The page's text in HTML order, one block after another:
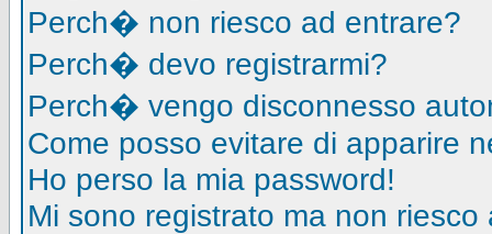
Perch� non riesco ad entrare?
Perch� devo registrarmi?
Perch� vengo disconnesso
Come posso evitare di apparire
Ho perso la mia password!
Mi sono registrato ma non riesco